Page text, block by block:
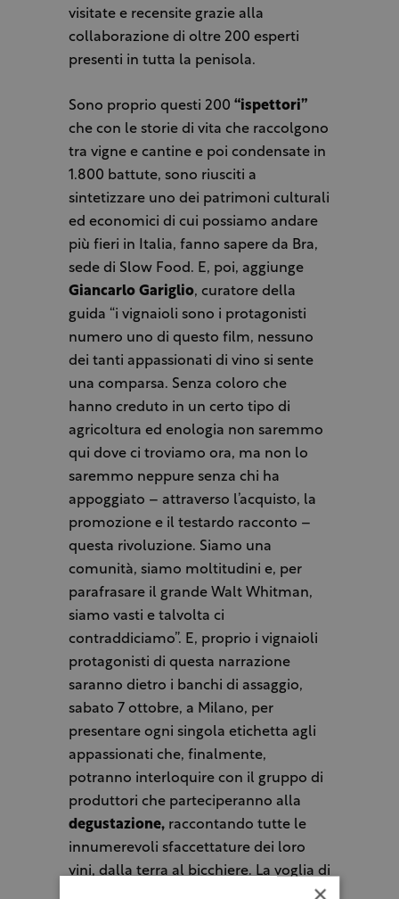
visitate e recensite grazie alla
collaborazione di oltre 200 esperti
presenti in tutta la penisola.
Sono proprio questi 200 “ispettori”
che con le storie di vita che raccolgono
tra vigne e cantine e poi condensate in
1.800 battute, sono riusciti a
sintetizzare uno dei patrimoni culturali
ed economici di cui possiamo andare
più fieri in Italia, fanno sapere da Bra,
sede di Slow Food. E, poi, aggiunge
Giancarlo Gariglio, curatore della
guida “i vignaioli sono i protagonisti
numero uno di questo film, nessuno
dei tanti appassionati di vino si sente
una comparsa. Senza coloro che
hanno creduto in un certo tipo di
agricoltura ed enologia non saremmo
qui dove ci troviamo ora, ma non lo
saremmo neppure senza chi ha
appoggiato – attraverso l’acquisto, la
promozione e il testardo racconto –
questa rivoluzione. Siamo una
comunità, siamo moltitudini e, per
parafrasare il grande Walt Whitman,
siamo vasti e talvolta ci
contraddiciamo”. E, proprio i vignaioli
protagonisti di questa narrazione
saranno dietro i banchi di assaggio,
sabato 7 ottobre, a Milano, per
presentare ogni singola etichetta agli
appassionati che, finalmente,
potranno interloquire con il gruppo di
produttori che parteciperanno alla
degustazione,raccontando tutte le
innumerevoli sfaccettature dei loro
vini, dalla terra al bicchiere. La voglia di
raccontarsi ha coinvolto produttrici e